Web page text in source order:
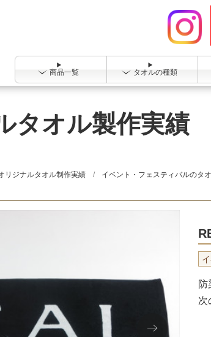
商品一覧 タオルの種類
タオル製作実績
リジナルタオル制作実績 イベント・フェスティバルのタ
防
次